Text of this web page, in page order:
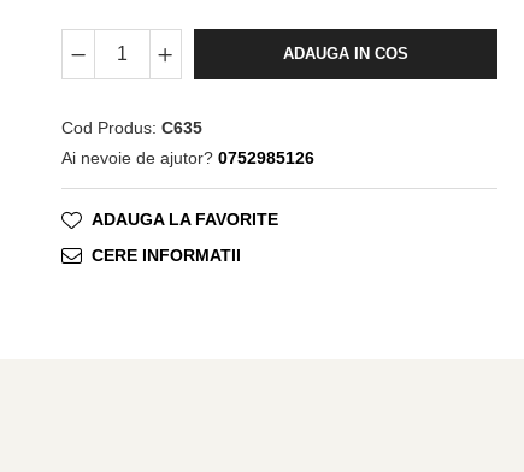
ADAUGA IN COS
Cod Produs: C635
Ai nevoie de ajutor? 0752985126
ADAUGA LA FAVORITE
CERE INFORMATII